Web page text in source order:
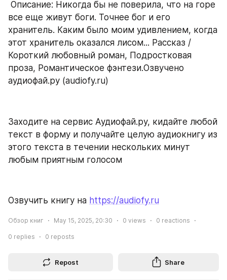
все еще живут боги. Точнее бог и его
хранитель. Каким было моим удивлением, когда
этот хранитель оказался лисом... Рассказ /
Короткий любовный роман, Подростковая
проза, Романтическое фэнтези.Озвучено
аудиофай.ру (audiofy.ru)
Заходите на сервис Аудиофай.ру, кидайте любой
текст в форму и получайте целую аудиокнигу из
этого текста в течении нескольких минут
любым приятным голосом
Озвучить книгу на https://audiofy.ru
Обзор книг May 15, 2025, 20:30 0 views 0 reactions
0 replies 0 reposts
Repost Share